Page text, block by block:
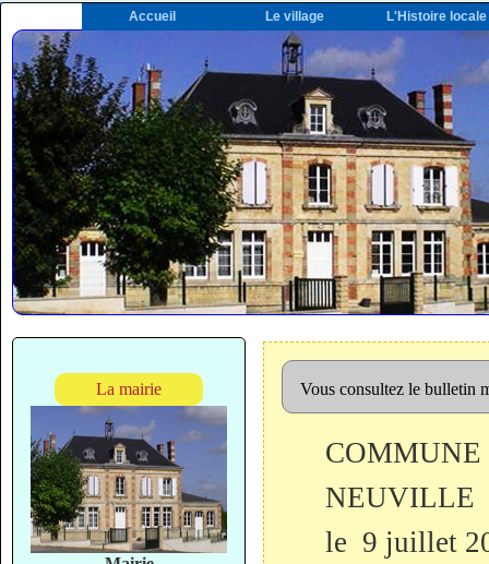
Accueil Le village L'Histoire locale
La mairie Vous consultez le bulletin
le 9 juillet